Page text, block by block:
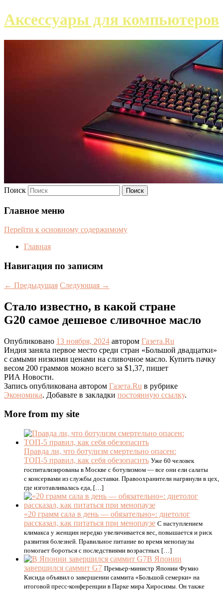
Аксессуары для компьютеров
Поиск
Главное меню
Перейти к основному содержимому
Главная
Навигация по записям
← Предыдущая Следующая →
Стало известно, в какой стране
G20 самое дешевое сливочное масло
Опубликовано 13 ноября, 2024 автором Газета.Ru
Индия заняла первое место среди стран «Большой двадцатки»
с самыми низкими ценами на сливочное масло. Купить пачку
весом 200 граммов можно всего за $1,37, пишет
РИА Новости.
Запись опубликована автором Газета.Ru в рубрике
Экономика. Добавьте в закладки постоянную ссылку.
More from my site
Правда ли, что ботулизм смертельно опасен:
ТОП-5 правил, как себя обезопасить Уже 60 человек
госпитализированы в Москве с ботулизмом — все они ели салаты
с консервами из службы доставки. Правоохранители нагрянули в цех,
где изготавливалась еда, […]
«20 грамм сала в день — обязательно»: диетолог
рассказал, как питаться при менопаузе С наступлением
климакса у женщин нередко увеличивается вес, повышается и риск
развития болезней. Правильное питание во время менопаузы
помогает бороться с последствиями возрастных […]
В Японии
завершился саммит G7 Премьер-министр Японии Фумио
Кисида объявил о завершении саммита «Большой семерки» на
итоговой пресс-конференции в Парке мира Хиросимы. Он также